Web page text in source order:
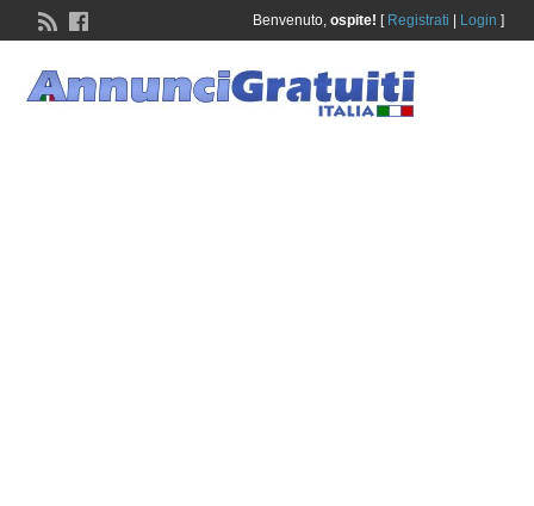
Benvenuto, ospite! [ Registrati Login ]